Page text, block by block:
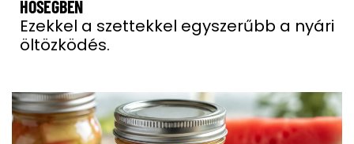
HŐSÉGBEN
Ezekkel a szettekkel egyszerűbb a nyári
öltözködés.